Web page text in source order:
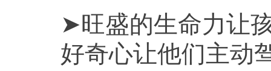
➤旺盛的生命力让
好奇心让他们主动